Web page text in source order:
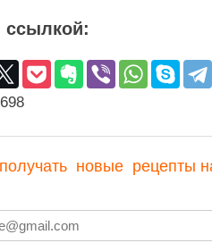
ссылкой:
698
получать новые рецепты